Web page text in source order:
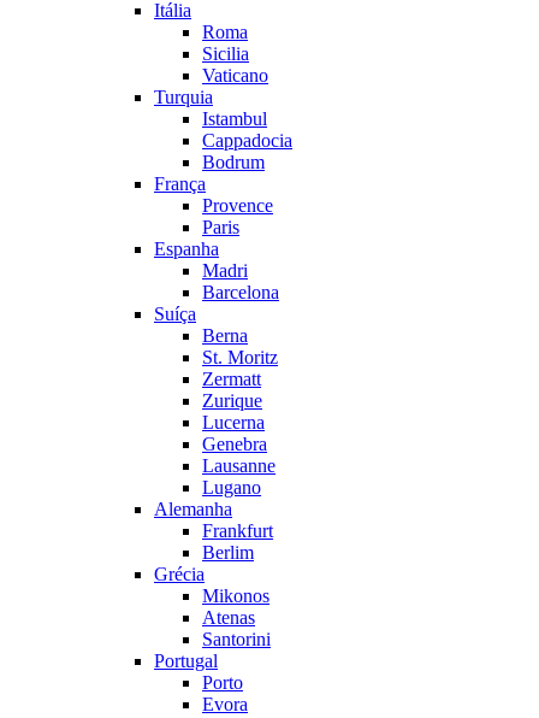
Itália
Roma
Sicilia
Vaticano
Turquia
Istambul
Cappadocia
Bodrum
França
Provence
Paris
Espanha
Madri
Barcelona
Suíça
Berna
St. Moritz
Zermatt
Zurique
Lucerna
Genebra
Lausanne
Lugano
Alemanha
Frankfurt
Berlim
Grécia
Mikonos
Atenas
Santorini
Portugal
Porto
Evora